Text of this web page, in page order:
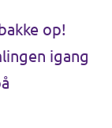
op!
igang